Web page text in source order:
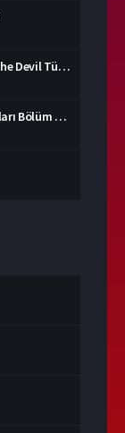
The Gangster, The Cop and The Devil Türkçe Dublaj İzle
Harry Potter 8 Ölüm Yadirgarları Bölüm 2 İzle